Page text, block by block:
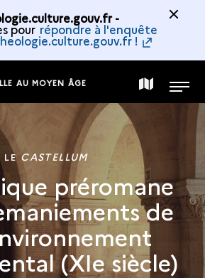
-
pour répondre à l'enquête
!
AU MOYEN ÂGE CARTE
DE
COLLECTION
MENU
LECASTELLUM
préromane
de
(XIe siècle)